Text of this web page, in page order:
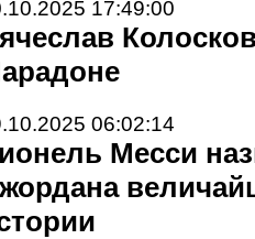
17:49:00
06:02:14
Месси